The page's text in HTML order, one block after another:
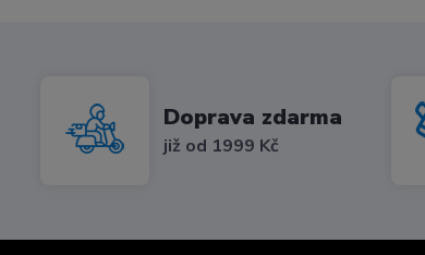
Doprava zdarma
již od 1999 Kč